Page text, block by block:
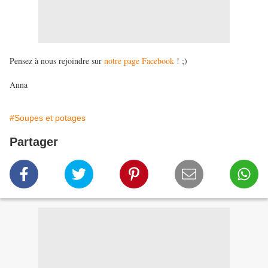
Pensez à nous rejoindre sur notre page Facebook ! ;)
Anna
#Soupes et potages
Partager